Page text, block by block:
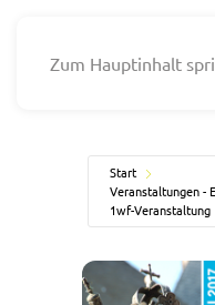
Zum Hauptinhalt
Start
Veranstaltungen -
1wf-Veranstaltung